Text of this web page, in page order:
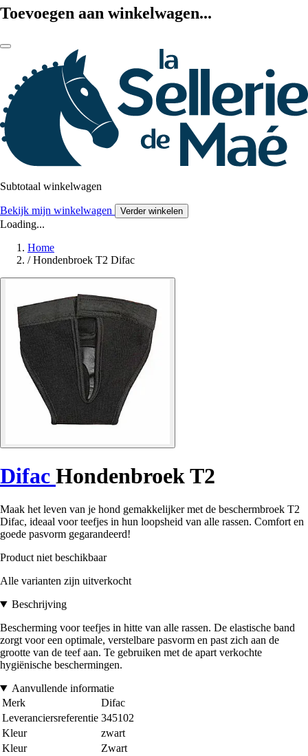
Toevoegen aan winkelwagen...
Subtotaal winkelwagen
Bekijk mijn winkelwagen Verder winkelen
Loading...
Home
/ Hondenbroek T2 Difac
Difac Hondenbroek T2
Maak het leven van je hond gemakkelijker met de beschermbroek T2
Difac, ideaal voor teefjes in hun loopsheid van alle rassen. Comfort en
goede pasvorm gegarandeerd!
Product niet beschikbaar
Alle varianten zijn uitverkocht
Beschrijving
Bescherming voor teefjes in hitte van alle rassen. De elastische band
zorgt voor een optimale, verstelbare pasvorm en past zich aan de
grootte van de teef aan. Te gebruiken met de apart verkochte
hygiënische beschermingen.
Aanvullende informatie
Merk
Difac
Leveranciersreferentie 345102
Kleur
zwart
Kleur
Zwart